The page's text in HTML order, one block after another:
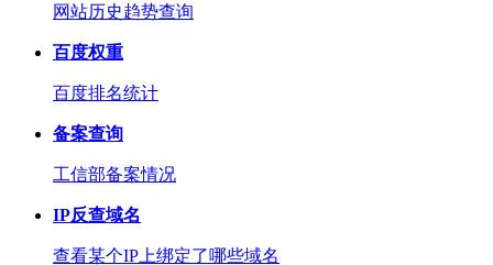
网站历史趋势查询
百度权重
百度排名统计
备案查询
工信部备案情况
IP反查域名
查看某个IP上绑定了哪些域名